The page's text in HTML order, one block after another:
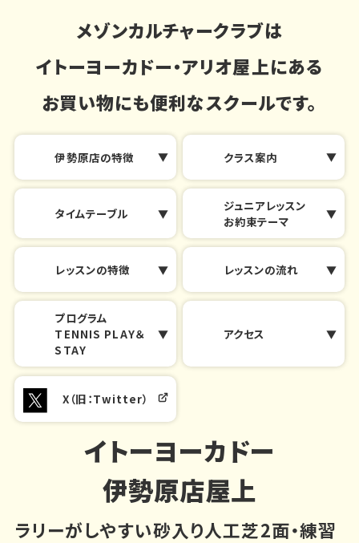
メゾンカルチャークラブは
イトーヨーカドー・アリオ屋上にある
お買い物にも便利なスクールです。
伊勢原店の特徴 クラス案内
タイムテーブル
ジュニアレッスン
お約束テーマ
レッスンの特徴 レッスンの流れ
プログラム
TENNIS PLAY＆
STAY
アクセス
X（旧：Twitter）
イトーヨーカドー
伊勢原店屋上
ラリーがしやすい砂入り人工芝2面・練習